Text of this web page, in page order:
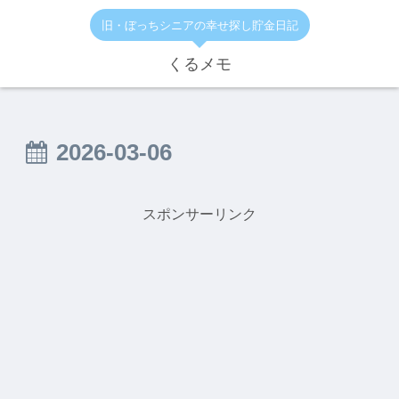
旧・ぼっちシニアの幸せ探し貯金日記
くるメモ
2026-03-06
スポンサーリンク